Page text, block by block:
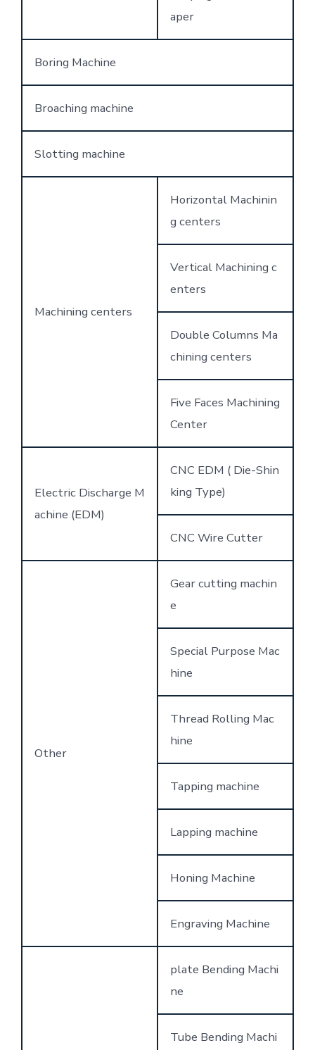
aper
Boring Machine
Broaching machine
Slotting machine
Machining centers
Horizontal Machinin
g centers
Vertical Machining c
enters
Double Columns Ma
chining centers
Five Faces Machining
Center
Electric Discharge M
achine (EDM)
CNC EDM ( Die-Shin
king Type)
CNC Wire Cutter
Other
Gear cutting machin
e
Special Purpose Mac
hine
Thread Rolling Mac
hine
Tapping machine
Lapping machine
Honing Machine
Engraving Machine
plate Bending Machi
ne
Tube Bending Machi